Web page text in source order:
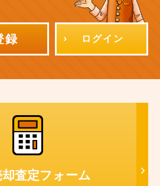
録 ログイン
査定フォーム